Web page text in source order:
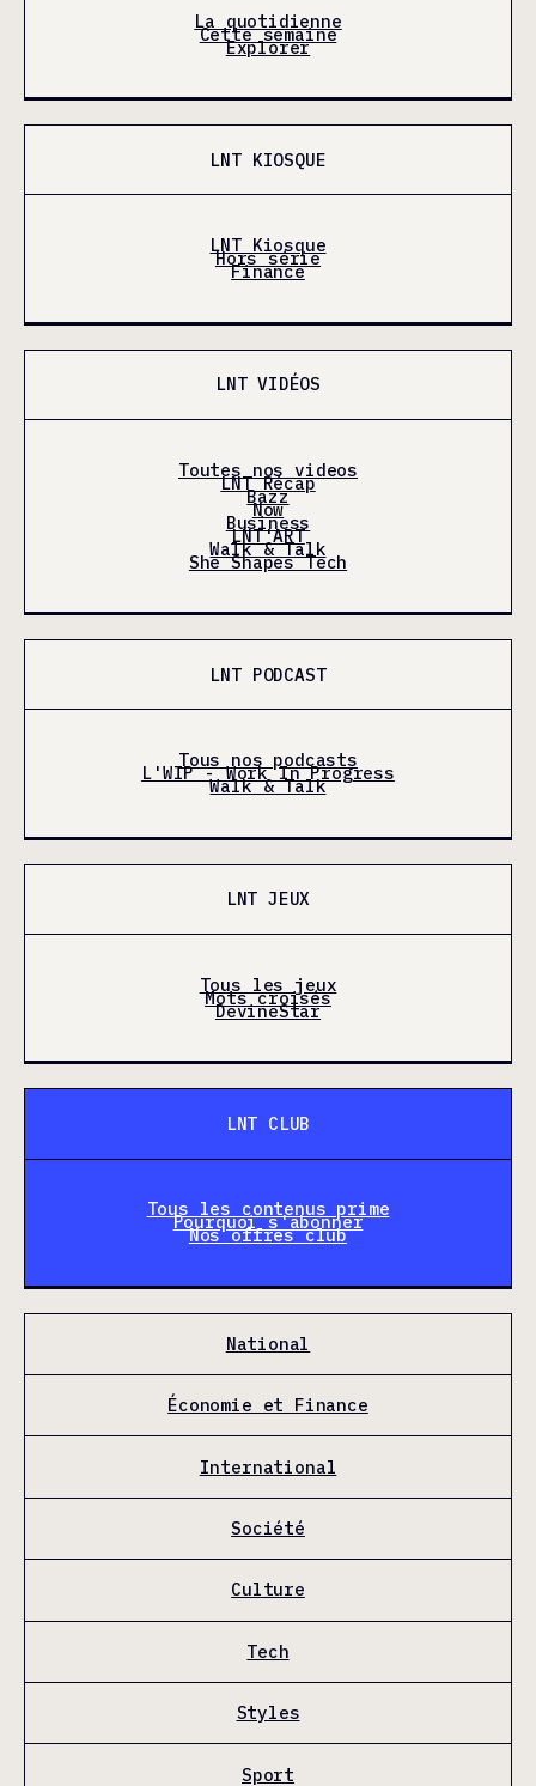
La quotidienne
Cette semaine
Explorer
LNT KIOSQUE
LNT Kiosque
Hors série
Finance
LNT VIDÉOS
Toutes nos videos
LNT Récap
Bazz
Now
Business
LNT'ART
Walk & Talk
She Shapes Tech
LNT PODCAST
Tous nos podcasts
L'WIP - Work In Progress
Walk & Talk
LNT JEUX
Tous les jeux
Mots croisés
DevineStar
LNT CLUB
Tous les contenus prime
Pourquoi s'abonner
Nos offres club
National
Économie et Finance
International
Société
Culture
Tech
Styles
Sport